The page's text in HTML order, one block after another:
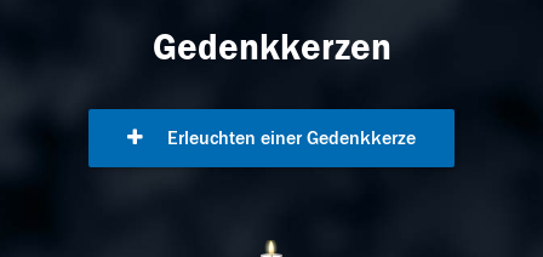
Gedenkkerzen
Erleuchten einer Gedenkkerze